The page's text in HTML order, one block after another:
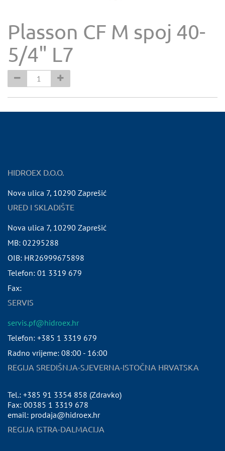
Plasson CF M spoj 40-
5/4" L7
HIDROEX D.O.O.
Nova ulica 7, 10290 Zaprešić
URED I SKLADIŠTE
Nova ulica 7, 10290 Zaprešić
MB: 02295288
OIB: HR26999675898
Telefon: 01 3319 679
Fax:
SERVIS
servis.pf@hidroex.hr
Telefon: +385 1 3319 679
Radno vrijeme: 08:00 - 16:00
REGIJA SREDIŠNJA-SJEVERNA-ISTOČNA HRVATSKA
Tel.: +385 91 3354 858 (Zdravko)
Fax: 00385 1 3319 678
email: prodaja@hidroex.hr
REGIJA ISTRA-DALMACIJA